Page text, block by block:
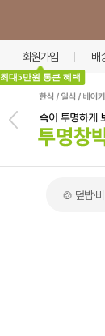
회원가입
최대5만원 통큰 혜택
배
🍲 덮밥·